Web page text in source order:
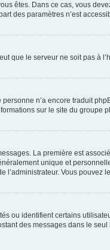
êtes. Dans ce cas, vous
des paramètres n’est
que le serveur ne soit pas à
n’a encore traduit
sur le site du groupe
La première est
unique et
l’administrateur. Vous pouvez
ou identifient certains
des messages dans le